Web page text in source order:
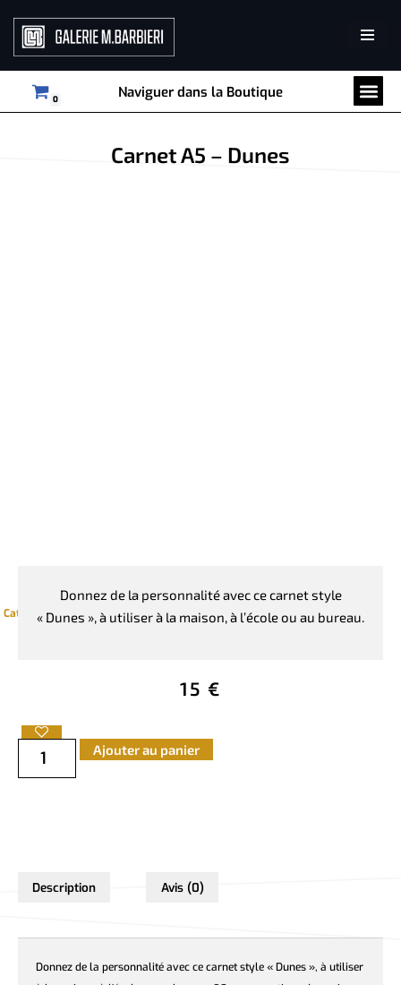
Aller
au
contenu
0 Naviguer dans la Boutique
Carnet A5 – Dunes
Catégories :Carnet A5,Dunes ,Goodies
Donnez de la personnalité avec ce carnet style
« Dunes », à utiliser à la maison, à l’école ou au bureau.
15 €
Ajouter au panier
Description Avis (0)
Donnez de la personnalité avec ce carnet style « Dunes », à utiliser